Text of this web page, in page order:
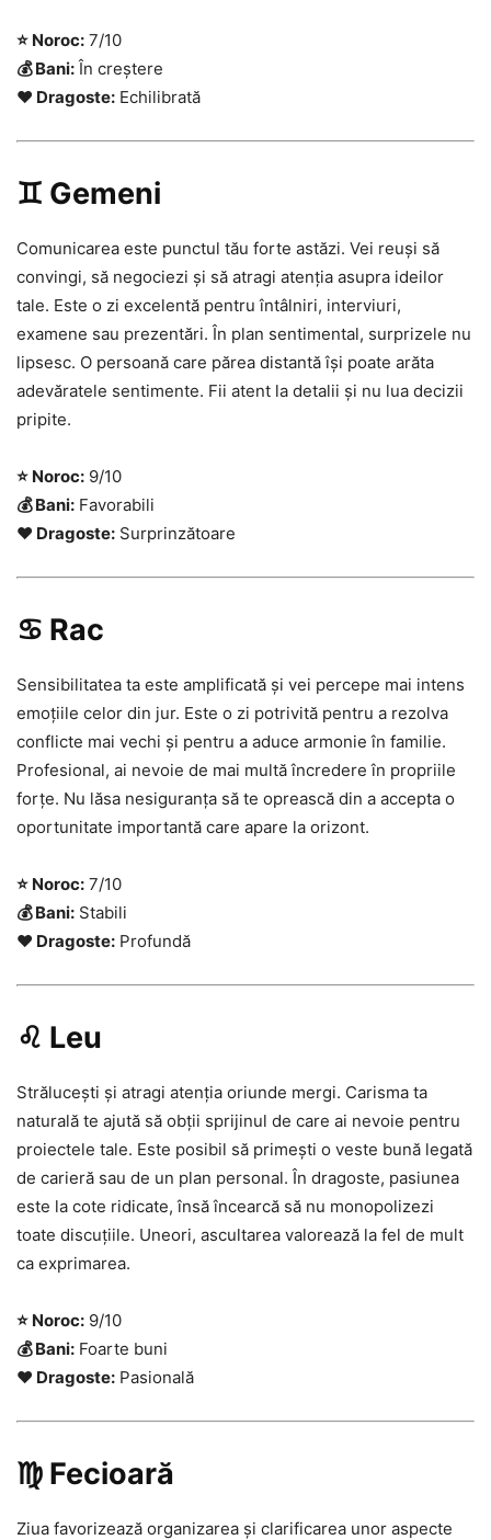
⭐ Noroc: 7/10
💰 Bani: În creștere
❤️ Dragoste: Echilibrată
♊ Gemeni
Comunicarea este punctul tău forte astăzi. Vei reuși să
convingi, să negociezi și să atragi atenția asupra ideilor
tale. Este o zi excelentă pentru întâlniri, interviuri,
examene sau prezentări. În plan sentimental, surprizele nu
lipsesc. O persoană care părea distantă își poate arăta
adevăratele sentimente. Fii atent la detalii și nu lua decizii
pripite.
⭐ Noroc: 9/10
💰 Bani: Favorabili
❤️ Dragoste: Surprinzătoare
♋ Rac
Sensibilitatea ta este amplificată și vei percepe mai intens
emoțiile celor din jur. Este o zi potrivită pentru a rezolva
conflicte mai vechi și pentru a aduce armonie în familie.
Profesional, ai nevoie de mai multă încredere în propriile
forțe. Nu lăsa nesiguranța să te oprească din a accepta o
oportunitate importantă care apare la orizont.
⭐ Noroc: 7/10
💰 Bani: Stabili
❤️ Dragoste: Profundă
♌ Leu
Strălucești și atragi atenția oriunde mergi. Carisma ta
naturală te ajută să obții sprijinul de care ai nevoie pentru
proiectele tale. Este posibil să primești o veste bună legată
de carieră sau de un plan personal. În dragoste, pasiunea
este la cote ridicate, însă încearcă să nu monopolizezi
toate discuțiile. Uneori, ascultarea valorează la fel de mult
ca exprimarea.
⭐ Noroc: 9/10
💰 Bani: Foarte buni
❤️ Dragoste: Pasională
♍ Fecioară
Ziua favorizează organizarea și clarificarea unor aspecte